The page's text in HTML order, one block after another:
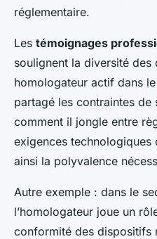
réglementaire.
Les témoignages
soulignent la diversité des
homologateur actif dans
partagé les contraintes
comment il jongle entre
exigences
ainsi la polyvalence
Autre exemple : dans le
l’homologateur joue un
conformité des dispositifs